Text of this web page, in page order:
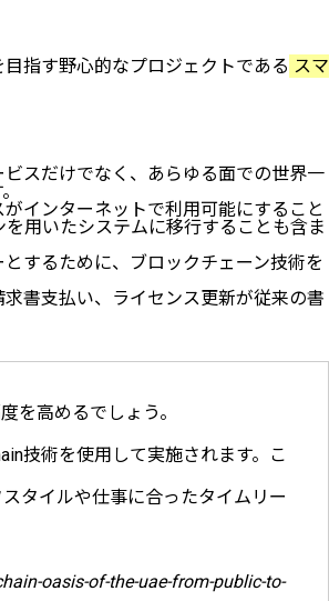
指す野心的なプロジェクトである スマ
スだけでなく、あらゆる面での世界一
インターネットで利用可能にすること
用いたシステムに移行することも含ま
するために、ブロックチェーン技術を
書支払い、ライセンス更新が従来の書
を高めるでしょう。
技術を使用して実施されます。こ
タイルや仕事に合ったタイムリー
oasis-of-the-uae-from-public-to-